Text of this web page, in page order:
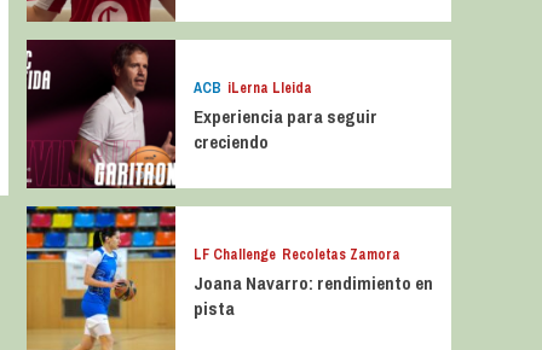
ACB iLerna Lleida
Experiencia para seguir
creciendo
LF Challenge Recoletas Zamora
Joana Navarro: rendimiento en
pista